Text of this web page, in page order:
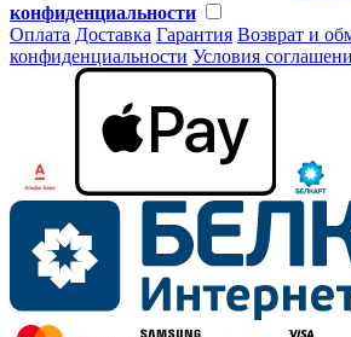
конфиденциальности
Оплата Доставка Гарантия Возврат и
конфиденциальности Условия